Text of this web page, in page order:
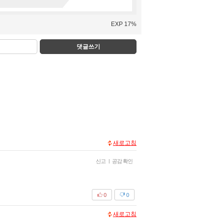
EXP 17%
댓글쓰기
새로고침
신고 | 공감 확인
0
0
새로고침